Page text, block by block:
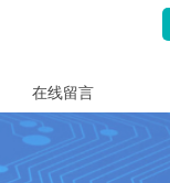
在线留言